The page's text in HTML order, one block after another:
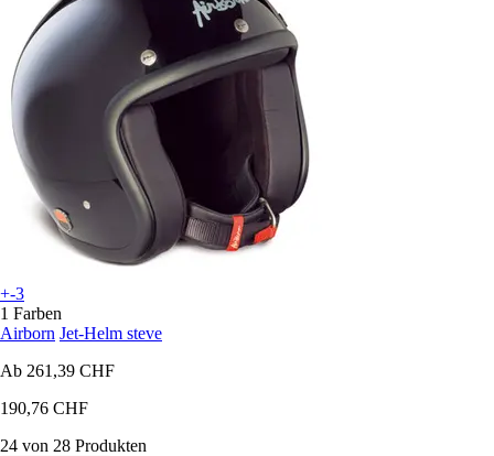
+-3
1 Farben
Airborn Jet-Helm steve
Ab 261,39 CHF
190,76 CHF
24 von 28 Produkten